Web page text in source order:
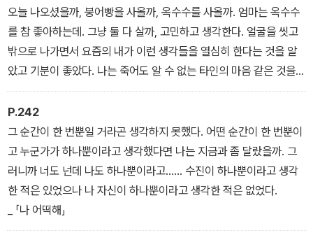
오늘 나오셨을까, 붕어빵을 사올까, 옥수수를 사올까. 엄마는 옥수수
를 참 좋아하는데. 그냥 둘 다 살까, 고민하고 생각한다. 얼굴을 씻고
밖으로 나가면서 요즘의 내가 이런 생각들을 열심히 한다는 것을 알
았고 기분이 좋았다. 나는 죽어도 알 수 없는 타인의 마음 같은 것을
신경쓰면서 초조해하지 않고 내가 결정하면 되는 것들을 생각하는
것. 그것이 죽느냐 사느냐는 아니고 붕어빵이냐 옥수수냐 하는 것이
지만.
_ 「넌 쉽게 말했지만」
P.242
그 순간이 한 번뿐일 거라곤 생각하지 못했다. 어떤 순간이 한 번뿐이
고 누군가가 하나뿐이라고 생각했다면 나는 지금과 좀 달랐을까. 그
러니까 너도 넌데 나도 하나뿐이라고…… 수진이 하나뿐이라고 생각
한 적은 있었으나 나 자신이 하나뿐이라고 생각한 적은 없었다.
_ 「나 어떡해」